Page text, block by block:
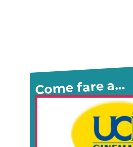
Come fare a…